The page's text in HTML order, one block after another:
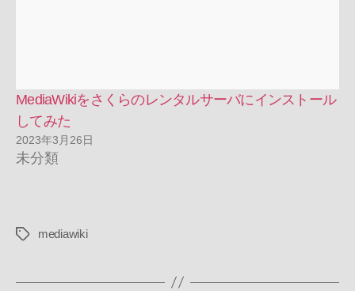
MediaWikiをさくらのレンタルサーバにインストール
してみた
2023年3月26日
未分類
タ
mediawiki